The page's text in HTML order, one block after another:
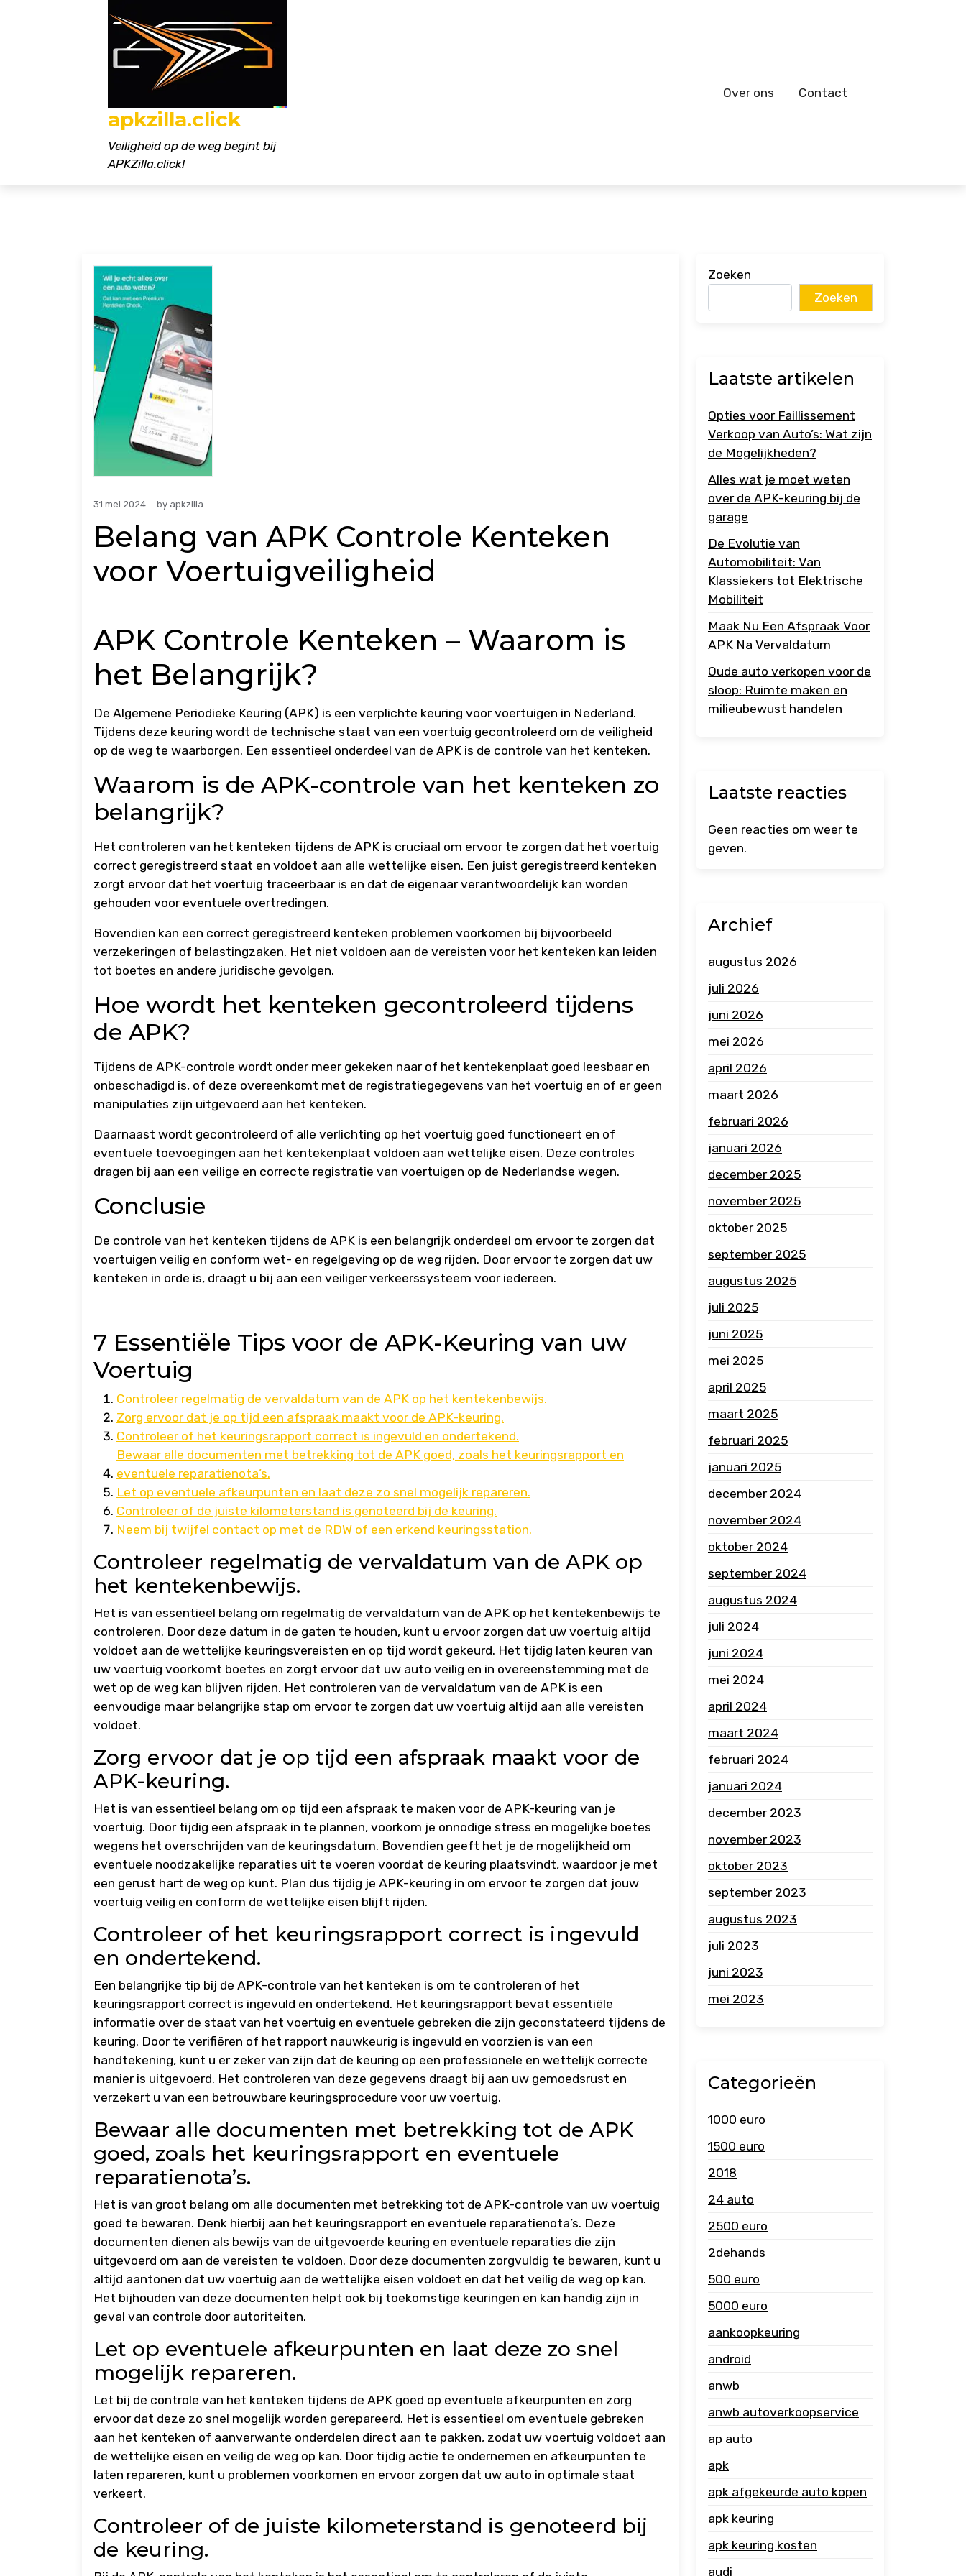
apkzilla.click
Veiligheid op de weg begint bij
APKZilla.click!
Over ons Contact
31 mei 2024 by apkzilla
Belang van APK Controle Kenteken
voor Voertuigveiligheid
APK Controle Kenteken – Waarom is
het Belangrijk?
De Algemene Periodieke Keuring (APK) is een verplichte keuring voor voertuigen in Nederland.
Tijdens deze keuring wordt de technische staat van een voertuig gecontroleerd om de veiligheid
op de weg te waarborgen. Een essentieel onderdeel van de APK is de controle van het kenteken.
Waarom is de APK-controle van het kenteken zo
belangrijk?
Het controleren van het kenteken tijdens de APK is cruciaal om ervoor te zorgen dat het voertuig
correct geregistreerd staat en voldoet aan alle wettelijke eisen. Een juist geregistreerd kenteken
zorgt ervoor dat het voertuig traceerbaar is en dat de eigenaar verantwoordelijk kan worden
gehouden voor eventuele overtredingen.
Bovendien kan een correct geregistreerd kenteken problemen voorkomen bij bijvoorbeeld
verzekeringen of belastingzaken. Het niet voldoen aan de vereisten voor het kenteken kan leiden
tot boetes en andere juridische gevolgen.
Hoe wordt het kenteken gecontroleerd tijdens
de APK?
Tijdens de APK-controle wordt onder meer gekeken naar of het kentekenplaat goed leesbaar en
onbeschadigd is, of deze overeenkomt met de registratiegegevens van het voertuig en of er geen
manipulaties zijn uitgevoerd aan het kenteken.
Daarnaast wordt gecontroleerd of alle verlichting op het voertuig goed functioneert en of
eventuele toevoegingen aan het kentekenplaat voldoen aan wettelijke eisen. Deze controles
dragen bij aan een veilige en correcte registratie van voertuigen op de Nederlandse wegen.
Conclusie
De controle van het kenteken tijdens de APK is een belangrijk onderdeel om ervoor te zorgen dat
voertuigen veilig en conform wet- en regelgeving op de weg rijden. Door ervoor te zorgen dat uw
kenteken in orde is, draagt u bij aan een veiliger verkeerssysteem voor iedereen.
7 Essentiële Tips voor de APK-Keuring van uw
Voertuig
Controleer regelmatig de vervaldatum van de APK op het kentekenbewijs.
Zorg ervoor dat je op tijd een afspraak maakt voor de APK-keuring.
Controleer of het keuringsrapport correct is ingevuld en ondertekend.
Bewaar alle documenten met betrekking tot de APK goed, zoals het keuringsrapport en
eventuele reparatienota’s.
Let op eventuele afkeurpunten en laat deze zo snel mogelijk repareren.
Controleer of de juiste kilometerstand is genoteerd bij de keuring.
Neem bij twijfel contact op met de RDW of een erkend keuringsstation.
Controleer regelmatig de vervaldatum van de APK op
het kentekenbewijs.
Het is van essentieel belang om regelmatig de vervaldatum van de APK op het kentekenbewijs te
controleren. Door deze datum in de gaten te houden, kunt u ervoor zorgen dat uw voertuig altijd
voldoet aan de wettelijke keuringsvereisten en op tijd wordt gekeurd. Het tijdig laten keuren van
uw voertuig voorkomt boetes en zorgt ervoor dat uw auto veilig en in overeenstemming met de
wet op de weg kan blijven rijden. Het controleren van de vervaldatum van de APK is een
eenvoudige maar belangrijke stap om ervoor te zorgen dat uw voertuig altijd aan alle vereisten
voldoet.
Zorg ervoor dat je op tijd een afspraak maakt voor de
APK-keuring.
Het is van essentieel belang om op tijd een afspraak te maken voor de APK-keuring van je
voertuig. Door tijdig een afspraak in te plannen, voorkom je onnodige stress en mogelijke boetes
wegens het overschrijden van de keuringsdatum. Bovendien geeft het je de mogelijkheid om
eventuele noodzakelijke reparaties uit te voeren voordat de keuring plaatsvindt, waardoor je met
een gerust hart de weg op kunt. Plan dus tijdig je APK-keuring in om ervoor te zorgen dat jouw
voertuig veilig en conform de wettelijke eisen blijft rijden.
Controleer of het keuringsrapport correct is ingevuld
en ondertekend.
Een belangrijke tip bij de APK-controle van het kenteken is om te controleren of het
keuringsrapport correct is ingevuld en ondertekend. Het keuringsrapport bevat essentiële
informatie over de staat van het voertuig en eventuele gebreken die zijn geconstateerd tijdens de
keuring. Door te verifiëren of het rapport nauwkeurig is ingevuld en voorzien is van een
handtekening, kunt u er zeker van zijn dat de keuring op een professionele en wettelijk correcte
manier is uitgevoerd. Het controleren van deze gegevens draagt bij aan uw gemoedsrust en
verzekert u van een betrouwbare keuringsprocedure voor uw voertuig.
Bewaar alle documenten met betrekking tot de APK
goed, zoals het keuringsrapport en eventuele
reparatienota’s.
Het is van groot belang om alle documenten met betrekking tot de APK-controle van uw voertuig
goed te bewaren. Denk hierbij aan het keuringsrapport en eventuele reparatienota’s. Deze
documenten dienen als bewijs van de uitgevoerde keuring en eventuele reparaties die zijn
uitgevoerd om aan de vereisten te voldoen. Door deze documenten zorgvuldig te bewaren, kunt u
altijd aantonen dat uw voertuig aan de wettelijke eisen voldoet en dat het veilig de weg op kan.
Het bijhouden van deze documenten helpt ook bij toekomstige keuringen en kan handig zijn in
geval van controle door autoriteiten.
Let op eventuele afkeurpunten en laat deze zo snel
mogelijk repareren.
Let bij de controle van het kenteken tijdens de APK goed op eventuele afkeurpunten en zorg
ervoor dat deze zo snel mogelijk worden gerepareerd. Het is essentieel om eventuele gebreken
aan het kenteken of aanverwante onderdelen direct aan te pakken, zodat uw voertuig voldoet aan
de wettelijke eisen en veilig de weg op kan. Door tijdig actie te ondernemen en afkeurpunten te
laten repareren, kunt u problemen voorkomen en ervoor zorgen dat uw auto in optimale staat
verkeert.
Controleer of de juiste kilometerstand is genoteerd bij
de keuring.
Zoeken
Zoeken
Laatste artikelen
Opties voor Faillissement
Verkoop van Auto’s: Wat zijn
de Mogelijkheden?
Alles wat je moet weten
over de APK-keuring bij de
garage
De Evolutie van
Automobiliteit: Van
Klassiekers tot Elektrische
Mobiliteit
Maak Nu Een Afspraak Voor
APK Na Vervaldatum
Oude auto verkopen voor de
sloop: Ruimte maken en
milieubewust handelen
Laatste reacties
Geen reacties om weer te
geven.
Archief
augustus 2026
juli 2026
juni 2026
mei 2026
april 2026
maart 2026
februari 2026
januari 2026
december 2025
november 2025
oktober 2025
september 2025
augustus 2025
juli 2025
juni 2025
mei 2025
april 2025
maart 2025
februari 2025
januari 2025
december 2024
november 2024
oktober 2024
september 2024
augustus 2024
juli 2024
juni 2024
mei 2024
april 2024
maart 2024
februari 2024
januari 2024
december 2023
november 2023
oktober 2023
september 2023
augustus 2023
juli 2023
juni 2023
mei 2023
Categorieën
1000 euro
1500 euro
2018
24 auto
2500 euro
2dehands
500 euro
5000 euro
aankoopkeuring
android
anwb
anwb autoverkoopservice
ap auto
apk
apk afgekeurde auto kopen
apk keuring
apk keuring kosten
audi